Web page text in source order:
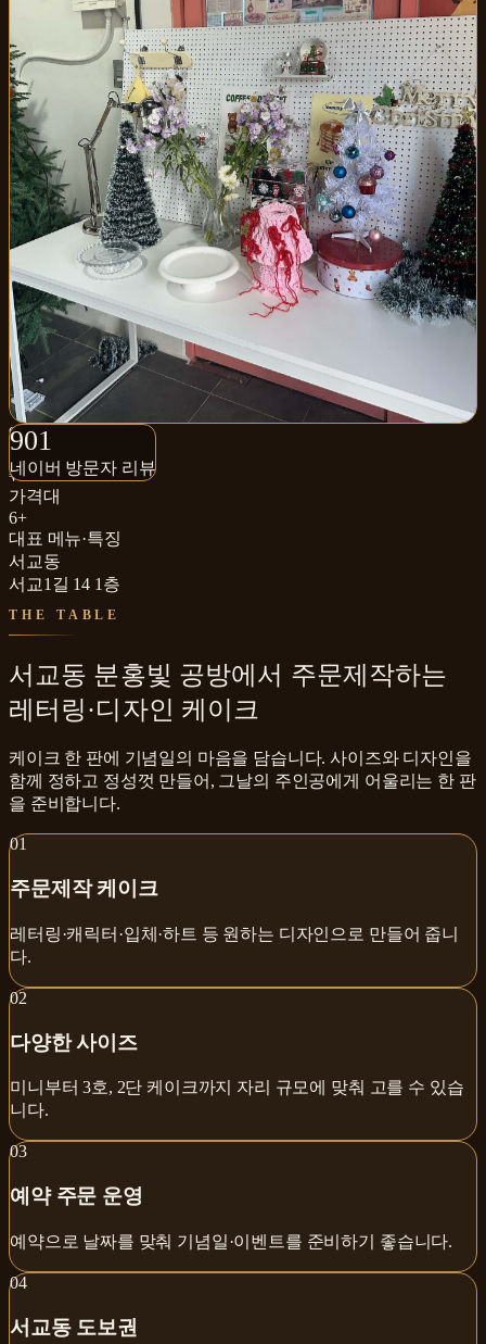
901
네이버 방문자 리뷰
901+
네이버 방문자 리뷰
₩₩₩
가격대
6+
대표 메뉴·특징
서교동
서교1길 14 1층
THE TABLE
서교동 분홍빛 공방에서 주문제작하는
레터링·디자인 케이크
케이크 한 판에 기념일의 마음을 담습니다. 사이즈와 디자인을
함께 정하고 정성껏 만들어, 그날의 주인공에게 어울리는 한 판
을 준비합니다.
01
주문제작 케이크
레터링·캐릭터·입체·하트 등 원하는 디자인으로 만들어 줍니
다.
02
다양한 사이즈
미니부터 3호, 2단 케이크까지 자리 규모에 맞춰 고를 수 있습
니다.
03
예약 주문 운영
예약으로 날짜를 맞춰 기념일·이벤트를 준비하기 좋습니다.
04
서교동 도보권